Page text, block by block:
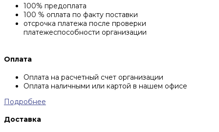
100% предоплата
100 % оплата по факту поставки
отсрочка платежа после проверки
платежеспособности организации
Оплата
Оплата на расчетный счет организации
Оплата наличными или картой в нашем офисе
Подробнее
Доставка